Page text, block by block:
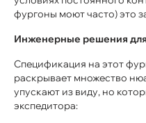
фургоны моют часто) это
Инженерные решения
Спецификация на этот
раскрывает множество
упускают из виду, но
экспедитора: